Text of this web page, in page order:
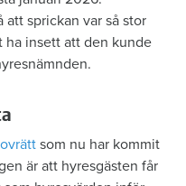
sprickan var så stor
ha insett att den kunde
som nu har kommit
är att hyresgästen får